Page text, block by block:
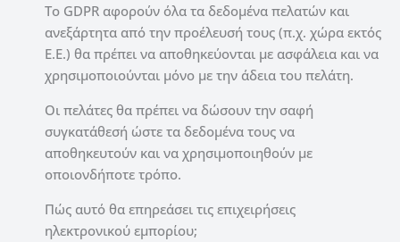
To GDPR αφορούν όλα τα δεδομένα πελατών και
ανεξάρτητα από την προέλευσή τους (π.χ. χώρα εκτός
Ε.Ε.) θα πρέπει να αποθηκεύονται με ασφάλεια και να
χρησιμοποιούνται μόνο με την άδεια του πελάτη.
Οι πελάτες θα πρέπει να δώσουν την σαφή
συγκατάθεσή ώστε τα δεδομένα τους να
αποθηκευτούν και να χρησιμοποιηθούν με
οποιονδήποτε τρόπο.
Πώς αυτό θα επηρεάσει τις επιχειρήσεις
ηλεκτρονικού εμπορίου;